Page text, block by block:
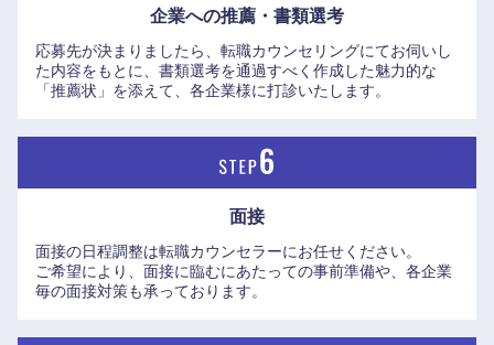
企業への推薦・書類選考
応募先が決まりましたら、転職カウンセリングにてお伺いし
た内容をもとに、書類選考を通過すべく作成した魅力的な
「推薦状」を添えて、各企業様に打診いたします。
面接
面接の日程調整は転職カウンセラーにお任せください。
ご希望により、面接に臨むにあたっての事前準備や、各企業
毎の面接対策も承っております。
広島県
山口県 徳島県
高知県